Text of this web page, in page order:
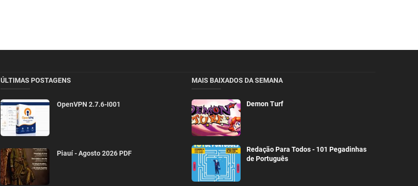
ÚLTIMAS POSTAGENS
OpenVPN 2.7.6-I001
Piauí - Agosto 2026 PDF
MAIS BAIXADOS DA SEMANA
Demon Turf
Redação Para Todos - 101 Pegadinhas
de Português